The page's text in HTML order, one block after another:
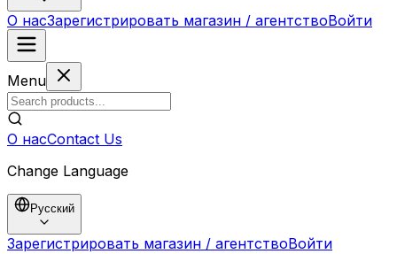
О насЗарегистрировать магазин / агентствоВойти
Menu
О насContact Us
Change Language
Русский
Зарегистрировать магазин / агентствоВойти